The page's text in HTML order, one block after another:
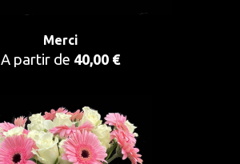
Merci
A partir de 40,00 €